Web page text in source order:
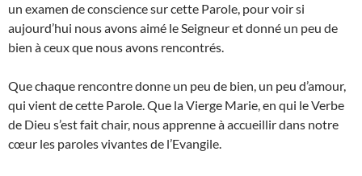
un examen de conscience sur cette Parole, pour voir si
aujourd’hui nous avons aimé le Seigneur et donné un peu de
bien à ceux que nous avons rencontrés.
Que chaque rencontre donne un peu de bien, un peu d’amour,
qui vient de cette Parole. Que la Vierge Marie, en qui le Verbe
de Dieu s’est fait chair, nous apprenne à accueillir dans notre
cœur les paroles vivantes de l’Evangile.